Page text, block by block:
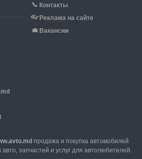
📞 Контакты
👓Реклама на сайте
💼 Вакансии
продажа и покупка автомобилей
запчастей и услуг для автолюбителей.